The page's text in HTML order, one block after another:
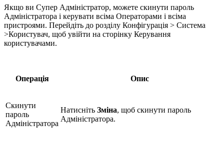
Якщо ви Супер Адміністратор, можете скинути пароль
Адміністратора і керувати всіма Операторами і всіма
пристроями. Перейдіть до розділу Конфігурація > Система
>Користувач, щоб увійти на сторінку Керування
користувачами.
Операція Опис
Скинути
пароль
Адміністратора
Натисніть Зміна, щоб скинути пароль
Адміністратора.